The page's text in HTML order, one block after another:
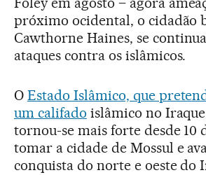
próximo ocidental, o cidadão
Cawthorne Haines, se
ataques contra os islâmicos.
O Estado Islâmico, que
um califado islâmico no
tornou-se mais forte desde 10
tomar a cidade de Mossul e
conquista do norte e oeste do